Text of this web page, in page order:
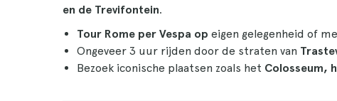
en de Trevifontein.
Tour Rome per Vespa op eigen gelegenheid of
Ongeveer 3 uur rijden door de straten van
Bezoek iconische plaatsen zoals het Colosseum,